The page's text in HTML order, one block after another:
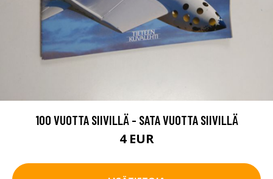
100 VUOTTA SIIVILLÄ - SATA VUOTTA SIIVILLÄ
4 EUR